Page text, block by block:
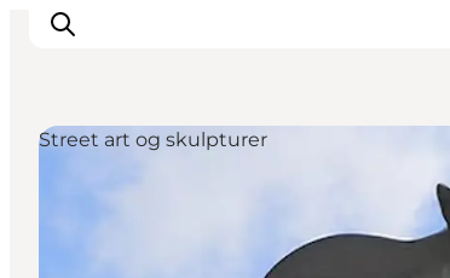
Street art og skulpturer